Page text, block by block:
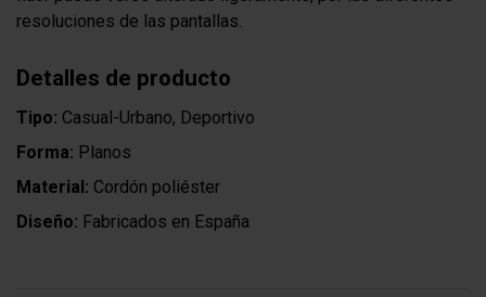
resoluciones de las pantallas.
Detalles de producto
Tipo: Casual-Urbano, Deportivo
Forma: Planos
Material: Cordón poliéster
Diseño: Fabricados en España